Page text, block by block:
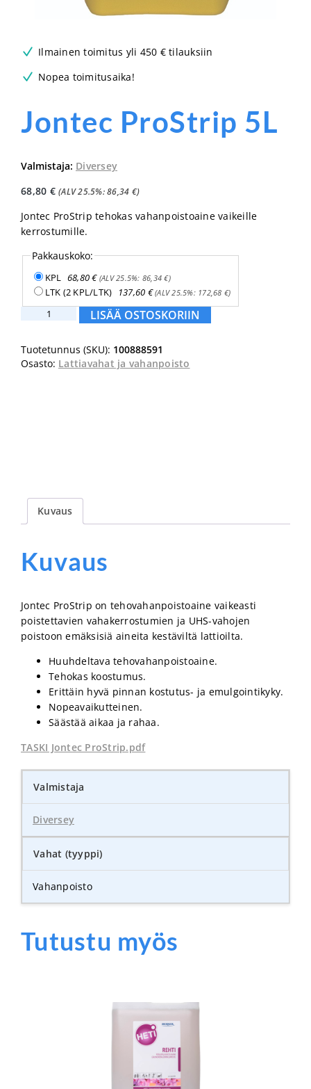
Ilmainen toimitus yli 450 € tilauksiin
Nopea toimitusaika!
Jontec ProStrip 5L
Valmistaja: Diversey
68,80 € (ALV 25.5%:86,34 €)
Jontec ProStrip tehokas vahanpoistoaine vaikeille
kerrostumille.
Pakkauskoko:
KPL 68,80€(ALV 25.5%: 86,34€)
LTK (2 KPL/LTK) 137,60 €(ALV 25.5%: 172,68 €)
Jontec
määrä
LISÄÄ OSTOSKORIIN
Tuotetunnus (SKU): 100888591
Osasto: Lattiavahat ja vahanpoisto
Kuvaus
Kuvaus
Jontec ProStrip on tehovahanpoistoaine vaikeasti
poistettavien vahakerrostumien ja UHS-vahojen
poistoon emäksisiä aineita kestäviltä lattioilta.
Huuhdeltava tehovahanpoistoaine.
Tehokas koostumus.
Erittäin hyvä pinnan kostutus- ja emulgointikyky.
Nopeavaikutteinen.
Säästää aikaa ja rahaa.
TASKI Jontec ProStrip.pdf
Valmistaja
Diversey
Vahat (tyyppi)
Vahanpoisto
Tutustu myös